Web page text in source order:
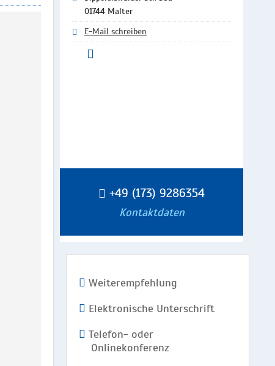
01744 Malter
E-Mail schreiben
+49 (173) 9286354
Kontaktdaten
Weiterempfehlung
Elektronische Unterschrift
Telefon- oder
Onlinekonferenz